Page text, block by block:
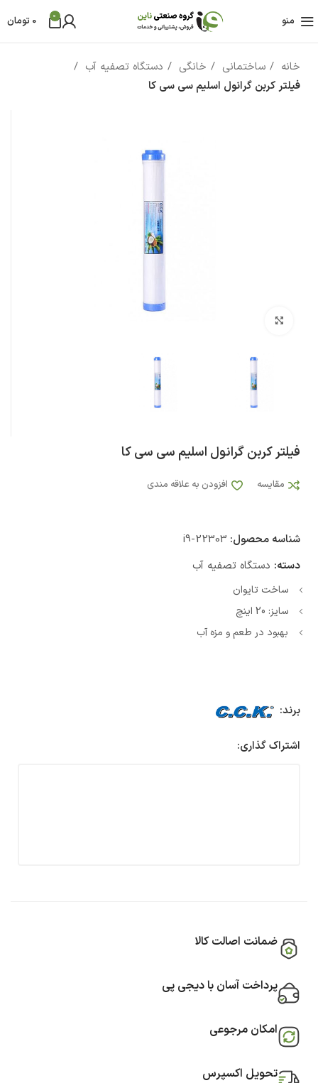
منو 0
0 تومان
خانه ساختمانی خانگی
دستگاه تصفیه آب
فیلتر کربن گرانول اسلیم سی سی کا
فیلتر کربن گرانول اسلیم سی سی کا
مقایسه افزودن به علاقه مندی
شناسه محصول: i9-22303
دسته: دستگاه تصفیه آب
ساخت تایوان
سایز: 20 اینچ
بهبود در طعم و مزه آب
برند:
اشتراک گذاری:
ضمانت اصالت کالا
پرداخت آسان با دیجی پی
امکان مرجوعی
تحویل اکسپرس